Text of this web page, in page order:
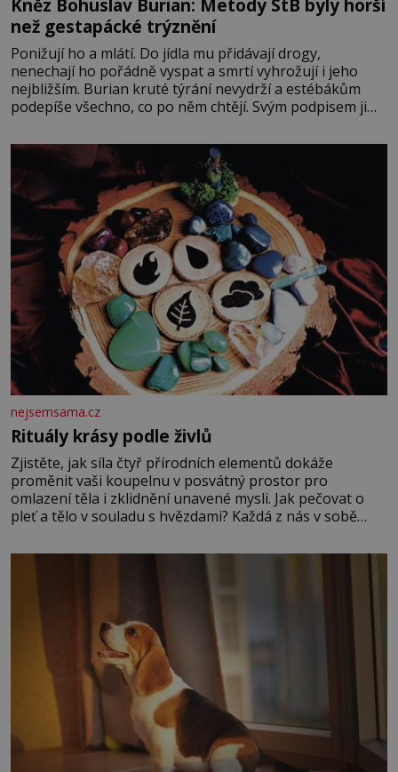
Kněz Bohuslav Burian: Metody StB byly horší
než gestapácké trýznění
Ponižují ho a mlátí. Do jídla mu přidávají drogy,
nenechají ho pořádně vyspat a smrtí vyhrožují i jeho
nejbližším. Burian kruté týrání nevydrží a estébákům
podepíše všechno, co po něm chtějí. Svým podpisem jim
fyzický ani psychický nátlak. Syn brněnského řezníka
chce být knězem a
nejsemsama.cz
Rituály krásy podle živlů
Zjistěte, jak síla čtyř přírodních elementů dokáže
proměnit vaši koupelnu v posvátný prostor pro
omlazení těla i zklidnění unavené mysli. Jak pečovat o
pleť a tělo v souladu s hvězdami? Každá z nás v sobě
povaze, ale i v potřebách naší pokožky. Ohnivá znamení
Ženy narozené ve znamení Berana, Lva a Střelce v sobě
nesou žár, odvahu a neutuchající elán. Vaše